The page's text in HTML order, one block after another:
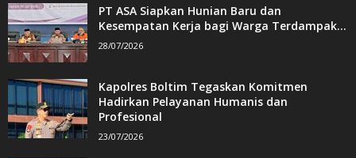
PT ASA Siapkan Hunian Baru dan
Kesempatan Kerja bagi Warga Terdampak...
28/07/2026
Kapolres Boltim Tegaskan Komitmen
Hadirkan Pelayanan Humanis dan
Profesional
23/07/2026